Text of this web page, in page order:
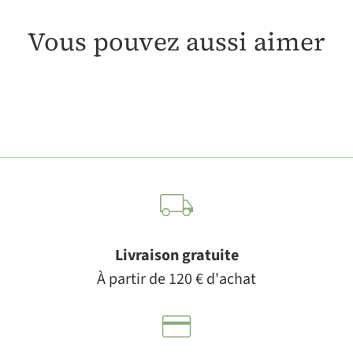
Vous pouvez aussi aimer
Livraison gratuite
À partir de 120 € d'achat